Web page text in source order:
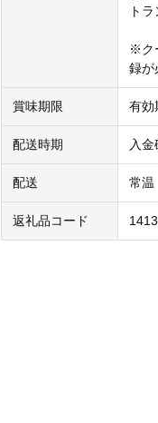
ト
※ク
録が
賞味期限 有効
配送時期 入
配送 常温
返礼品コード